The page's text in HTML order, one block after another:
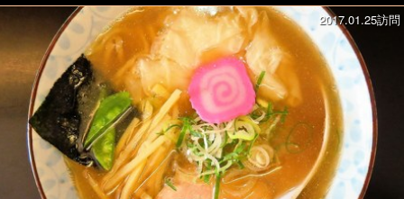
2017.01.25訪問